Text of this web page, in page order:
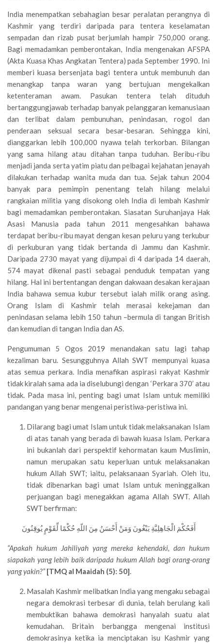
India menempatkan sebahagian besar peralatan perangnya di
Kashmir yang terdiri daripada para tentera keselamatan
sempadan dan rizab pusat berjumlah hampir 750,000 orang.
Bagi memadamkan pemberontakan, India mengenakan AFSPA
(Akta Kuasa Khas Angkatan Tentera) pada September 1990. Ini
memberi kuasa bersenjata bagi tentera untuk membunuh dan
menangkap tanpa waran yang bertujuan mengekalkan
ketenteraman awam. Pasukan tentera telah dituduh
bertanggungjawab terhadap banyak pelanggaran kemanusiaan
dan terlibat dalam pembunuhan, penindasan, rogol dan
penderaan seksual secara besar-besaran. Sehingga kini,
dianggarkan lebih 100,000 nyawa telah terkorban. Bilangan
yang sama hilang atau ditahan tanpa tuduhan. Beribu-ribu
menjadi janda serta yatim piatu dan pelbagai kejahatan jenayah
dilakukan terhadap wanita muda dan tua. Sejak tahun 2004
banyak para pemimpin penentang telah hilang melalui
rangkaian militia yang disokong oleh India di lembah Kashmir
bagi memadamkan pemberontakan. Siasatan Suruhanjaya Hak
Asasi Manusia pada tahun 2011 mengesahkan bahawa
terdapat beribu-ribu mayat dengan kesan peluru yang terkubur
di perkuburan yang tidak bertanda di Jammu dan Kashmir.
Daripada 2730 mayat yang dijumpai di 4 daripada 14 daerah,
574 mayat dikenal pasti sebagai penduduk tempatan yang
hilang. Hal ini bertentangan dengan dakwaan desakan kerajaan
India bahawa semua kubur tersebut ialah milik orang asing.
Orang Islam di Kashmir telah merasai kekejaman dan
penindasan selama lebih 150 tahun –bermula di tangan British
dan kemudian di tangan India dan AS.
Pengumuman 5 Ogos 2019 menandakan satu lagi tahap
kezaliman baru. Sesungguhnya Allah SWT mempunyai kuasa
atas semua perkara. India menafikan aspirasi rakyat Kashmir
tidak kiralah sama ada ia diselubungi dengan ‘Perkara 370’ atau
tidak. Pada masa ini, penting bagi umat Islam untuk memiliki
pandangan yang benar mengenai peristiwa-peristiwa ini.
Dilarang bagi umat Islam untuk tidak melaksanakan Islam
di atas tanah yang berada di bawah kuasa Islam. Perkara
ini bukanlah dari perspektif kehormatan kaum Muslimin,
namun merupakan satu keperluan untuk melaksanakan
hukum Allah SWT; iaitu, pelaksanaan Syariah. Oleh itu,
tidak dibenarkan bagi umat Islam untuk meninggalkan
perjuangan bagi menegakkan agama Allah SWT. Allah
SWT berfirman:
أَفَحُكْمَ الْجَاهِلِيَّةِ يَبْغُونَ وَمَنْ أَحْسَنُ مِنَ اللّهِ حُكْمًا لِّقَوْمٍ يُوقِنُونَ
“Apakah hukum Jahiliyah yang mereka kehendaki, dan hukum
siapakah yang lebih baik daripada hukum Allah bagi orang-orang
yang yakin?” [TMQ al Maaidah (5): 50].
Masalah Kashmir melibatkan India yang mengaku sebagai
negara demokrasi terbesar di dunia, telah berulang kali
membuktikan bahawa demokrasi hanyalah suatu alat
kemudahan. Britain berbangga mengenai institusi
demokrasinya ketika ia menciptakan isu Kashmir yang